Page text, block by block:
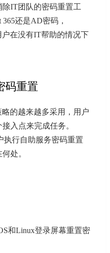
IT团队的密码重置工
还是AD密码，
户在没有IT帮助的情况下
码重置
的越来越多采用，用户
入点来完成任务。
执行自助服务密码重置
处。
和Linux登录屏幕重置密